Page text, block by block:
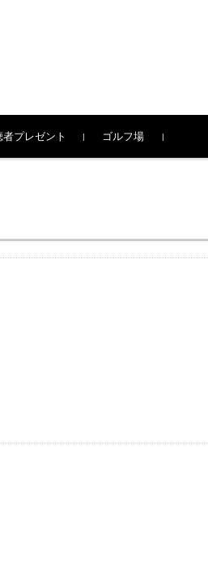
者プレゼント ゴルフ場